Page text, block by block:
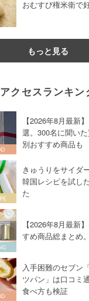
おむすび権米衛で
もっと見る
アクセスランキン
【2026年8月最新
選。300名に聞い
別おすすめ商品も
きゅうりをサイダ
韓国レシピを試し
た
【2026年8月最新
すめ商品総まとめ
入手困難のセブン
ツパン」は口コミ
食べ方も検証